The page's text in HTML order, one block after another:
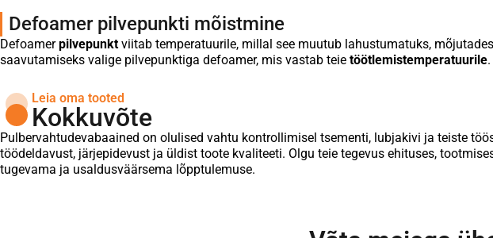
Defoamer pilvepunkti mõistmine
Defoamerpilvepunkt viitab temperatuurile, millal see muutub lahustumatuks,
saavutamiseks valige pilvepunktiga defoamer, mis vastab teie töötlemistemperatuurile.
Leia oma tooted
Kokkuvõte
Pulbervahtudevabaained on olulised vahtu kontrollimisel tsementi, lubjakivi ja teiste
töödeldavust, järjepidevust ja üldist toote kvaliteeti. Olgu teie tegevus ehituses,
tugevama ja usaldusväärsema lõpptulemuse.